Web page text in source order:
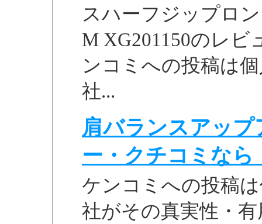
スハーフジップロ
M XG201150のレビ
ンコミへの投稿は
社...
肩バランスアッ
ー・クチコミなら
ケンコミへの投稿
社がその真実性・